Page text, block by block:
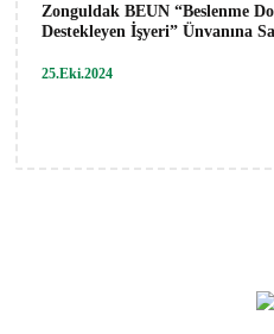
Zonguldak BEUN “Beslenme
Destekleyen İşyeri” Ünvanına
25.Eki.2024